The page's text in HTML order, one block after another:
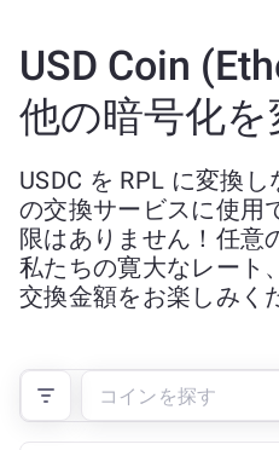
USD Coin
他の暗号化を
USDC を RPL に変換
の交換サービスに使用
限はありません！任意
私たちの寛大なレート
交換金額をお楽しみく